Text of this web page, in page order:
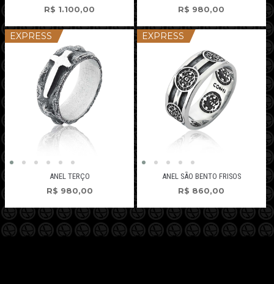
R$ 1.100,00
R$ 980,00
EXPRESS
ANEL TERÇO
R$ 980,00
EXPRESS
ANEL SÃO BENTO FRISOS
R$ 860,00